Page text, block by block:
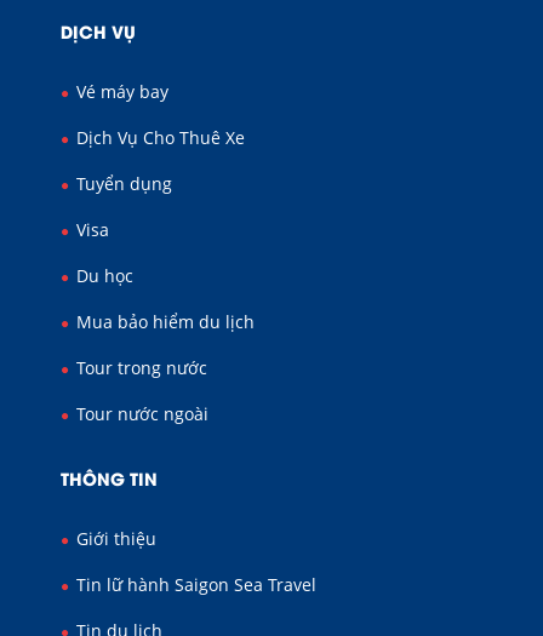
DỊCH VỤ
Vé máy bay
Dịch Vụ Cho Thuê Xe
Tuyển dụng
Visa
Du học
Mua bảo hiểm du lịch
Tour trong nước
Tour nước ngoài
THÔNG TIN
Giới thiệu
Tin lữ hành Saigon Sea Travel
Tin du lịch